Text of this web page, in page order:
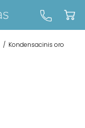
/ Kondensacinis oro